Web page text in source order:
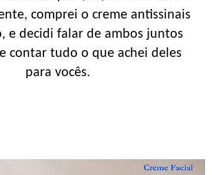
comprei o creme antissinais
e decidi falar de ambos juntos
contar tudo o que achei deles
para vocês.